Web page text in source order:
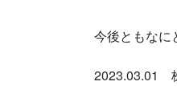
今後ともなに
2023.03.01